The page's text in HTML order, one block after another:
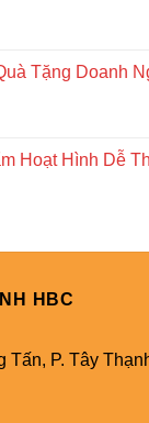
Tặng Doanh
Hoạt Hình Dễ
HBC
Tấn, P. Tây